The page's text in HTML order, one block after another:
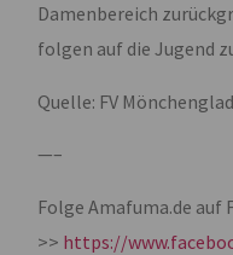
Damenbereich
folgen auf die Jugend
Quelle: FV
—–
Folge Amafuma.de auf
>> https://